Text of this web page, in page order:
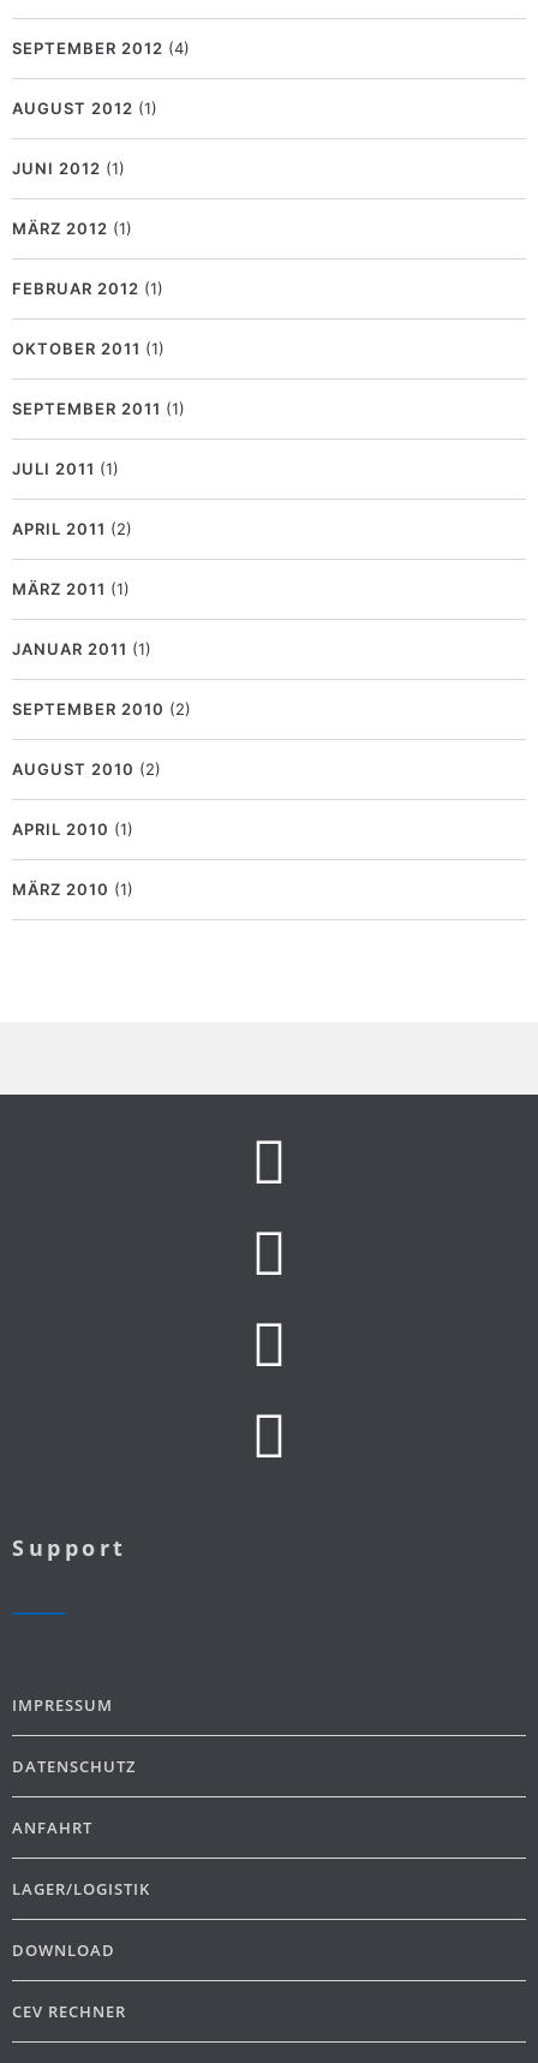
SEPTEMBER 2012 (4)
AUGUST 2012 (1)
JUNI 2012 (1)
MÄRZ 2012 (1)
FEBRUAR 2012 (1)
OKTOBER 2011 (1)
SEPTEMBER 2011 (1)
JULI 2011 (1)
APRIL 2011 (2)
MÄRZ 2011 (1)
JANUAR 2011 (1)
SEPTEMBER 2010 (2)
AUGUST 2010 (2)
APRIL 2010 (1)
MÄRZ 2010 (1)
Support
IMPRESSUM
DATENSCHUTZ
ANFAHRT
LAGER/LOGISTIK
DOWNLOAD
CEV RECHNER